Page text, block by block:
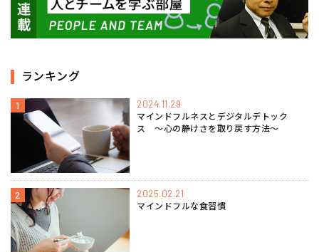
ランキング
1 2024.11.29
マインドフルネスとデジタルデトック
ス 〜心の静けさを取り戻す方法〜
2 2025.02.21
マインドフルな食習慣